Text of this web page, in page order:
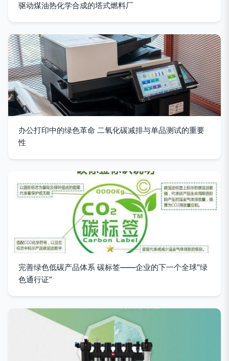
驱动煤油热化学合成的塔式燃料厂
办公打印中的绿色革命 二氧化碳减排与单品测试的重要
性
完善绿色低碳产品体系 碳标签——企业的下一个全球“绿
色通行证”